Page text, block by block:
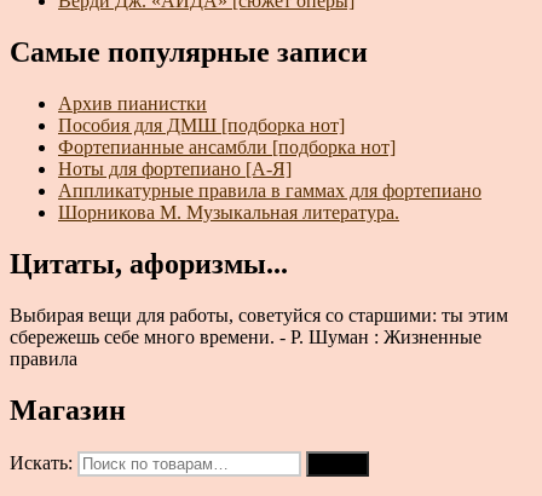
Самые популярные записи
Архив пианистки
Пособия для ДМШ [подборка нот]
Фортепианные ансамбли [подборка нот]
Ноты для фортепиано [А-Я]
Аппликатурные правила в гаммах для фортепиано
Шорникова М. Музыкальная литература.
Цитаты, афоризмы...
Выбирая вещи для работы, советуйся со старшими: ты этим
сбережешь себе много времени. - Р. Шуман : Жизненные
правила
Магазин
Искать: